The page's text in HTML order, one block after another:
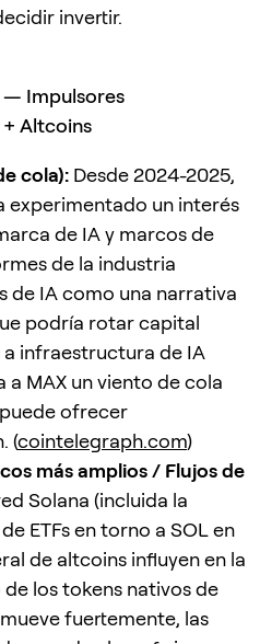
invertir.
Impulsores
Altcoins
cola): Desde 2024-2025,
experimentado un interés
de IA y marcos de
de la industria
de IA como una narrativa
podría rotar capital
infraestructura de IA
MAX un viento de cola
ofrecer
(cointelegraph.com)
más amplios / Flujos de
Solana (incluida la
ETFs en torno a SOL en
de altcoins influyen en la
los tokens nativos de
fuertemente, las